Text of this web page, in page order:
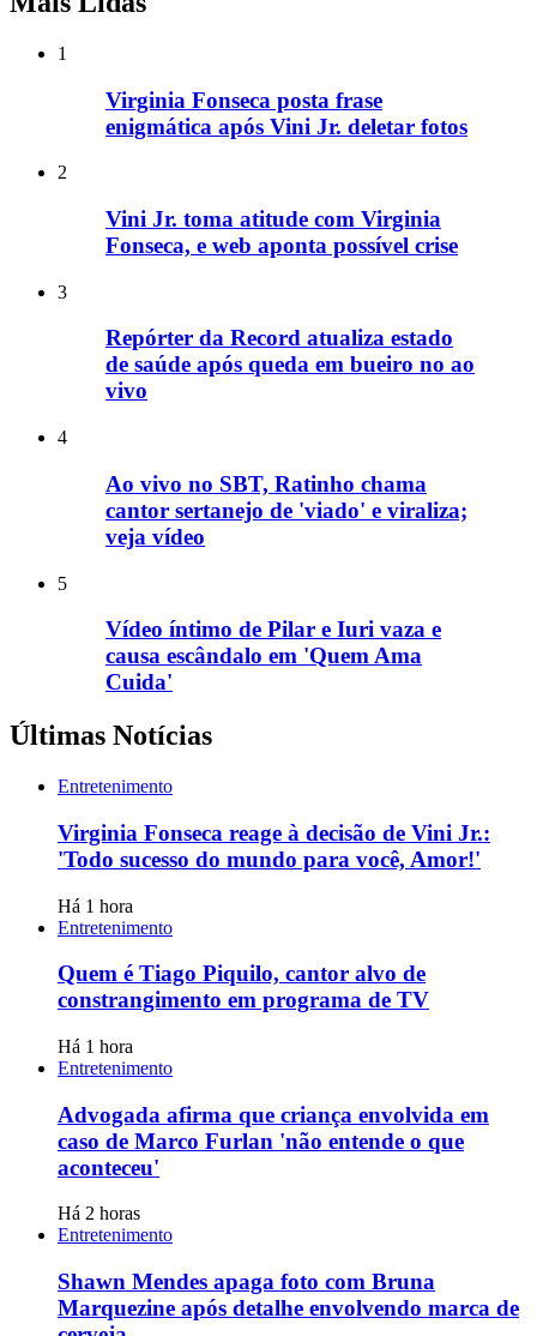
1
Virginia Fonseca posta frase
enigmática após Vini Jr. deletar fotos
2
Vini Jr. toma atitude com Virginia
Fonseca, e web aponta possível crise
3
Repórter da Record atualiza estado
de saúde após queda em bueiro no ao
vivo
4
Ao vivo no SBT, Ratinho chama
cantor sertanejo de 'viado' e viraliza;
veja vídeo
5
Vídeo íntimo de Pilar e Iuri vaza e
causa escândalo em 'Quem Ama
Cuida'
Últimas Notícias
Entretenimento
Virginia Fonseca reage à decisão de Vini Jr.:
'Todo sucesso do mundo para você, Amor!'
Há 1 hora
Entretenimento
Quem é Tiago Piquilo, cantor alvo de
constrangimento em programa de TV
Há 1 hora
Entretenimento
Advogada afirma que criança envolvida em
caso de Marco Furlan 'não entende o que
aconteceu'
Há 2 horas
Entretenimento
Shawn Mendes apaga foto com Bruna
Marquezine após detalhe envolvendo marca de